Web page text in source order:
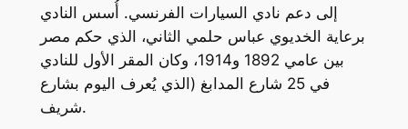
إلى دعم نادي السيارات الفرنسي. أُسس النادي
برعاية الخديوي عباس حلمي الثاني، الذي حكم مصر
بين عامي 1892 و1914، وكان المقر الأول للنادي
في 25 شارع المدابغ (الذي يُعرف اليوم بشارع
شريف.